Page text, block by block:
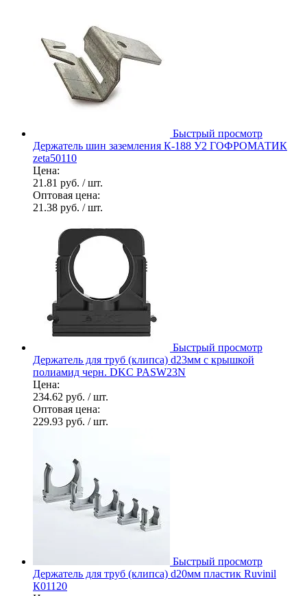
Быстрый просмотр
Держатель шин заземления К-188 У2 ГОФРОМАТИК
zeta50110
Цена:
21.81 руб. / шт.
Оптовая цена:
21.38 руб. / шт.
Быстрый просмотр
Держатель для труб (клипса) d23мм с крышкой
полиамид черн. DKC PASW23N
Цена:
234.62 руб. / шт.
Оптовая цена:
229.93 руб. / шт.
Быстрый просмотр
Держатель для труб (клипса) d20мм пластик Ruvinil
К01120